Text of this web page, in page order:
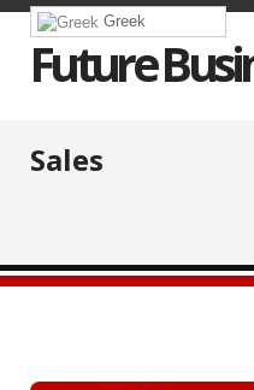
Greek
Future
Sales